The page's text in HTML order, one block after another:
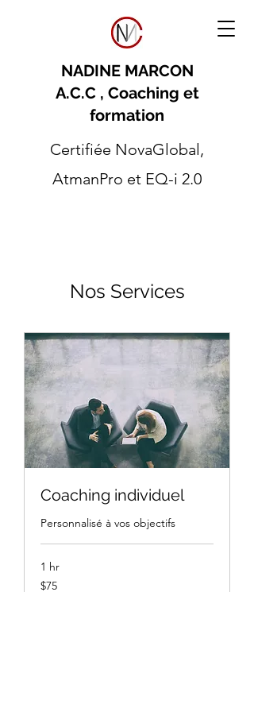
NADINE MARCON
A.C.C , Coaching et
formation
Certifiée NovaGlobal,
AtmanPro et EQ-i 2.0
Nos Services
Coaching individuel
Personnalisé à vos objectifs
1 hr
75
Canadian
$75